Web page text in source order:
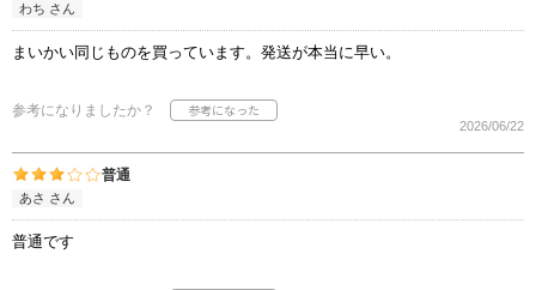
わち さん
まいかい同じものを買っています。発送が本当に早い。
参考になりましたか？
2026/06/22
普通
あさ さん
普通です